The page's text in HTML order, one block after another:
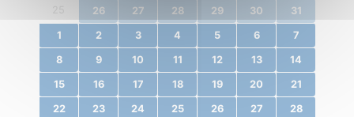
26 27 28 29 30 31
1 2 3 4 5 6 7
8 9 10 11 12 13 14
15 16 17 18 19 20 21
22 23 24 25 26 27 28